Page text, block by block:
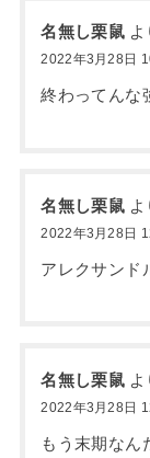
名無し栗鼠 よ
2022年3月28日
終わってんな
名無し栗鼠 よ
2022年3月28日
アレクサンド
名無し栗鼠 よ
2022年3月28日
もう末期なん